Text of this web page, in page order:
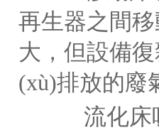
再生器之間
大，但設備
(xù)排放的廢
流化床吸